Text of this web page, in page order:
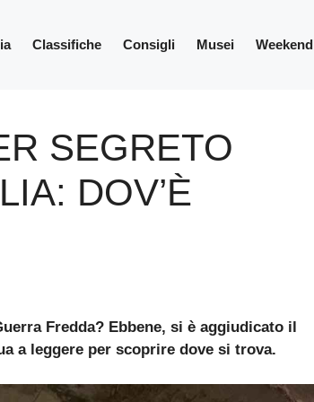
Classifiche Consigli Musei Weekend
SEGRETO
DOV’È
Fredda? Ebbene, si è aggiudicato il
a leggere per scoprire dove si trova.